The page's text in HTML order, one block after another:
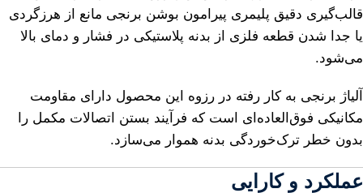
قالب‌گیری دقیق پلیمری پیرامون بوشن برنجی مانع از هرزگردی
یا جدا شدن قطعه فلزی از بدنه پلاستیکی در فشار و دمای بالا
می‌شود.
آلیاژ برنجی به کار رفته در رزوه این محصول دارای مقاومت
مکانیکی فوق‌العاده‌ای است که فرآیند بستن اتصالات مکمل را
بدون خطر ترک‌خوردگی بدنه هموار می‌سازد.
عملکرد و کارایی